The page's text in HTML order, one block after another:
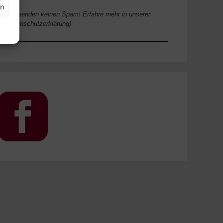
Wir senden keinen Spam! Erfahre mehr in unserer
Datenschutzerklärung)